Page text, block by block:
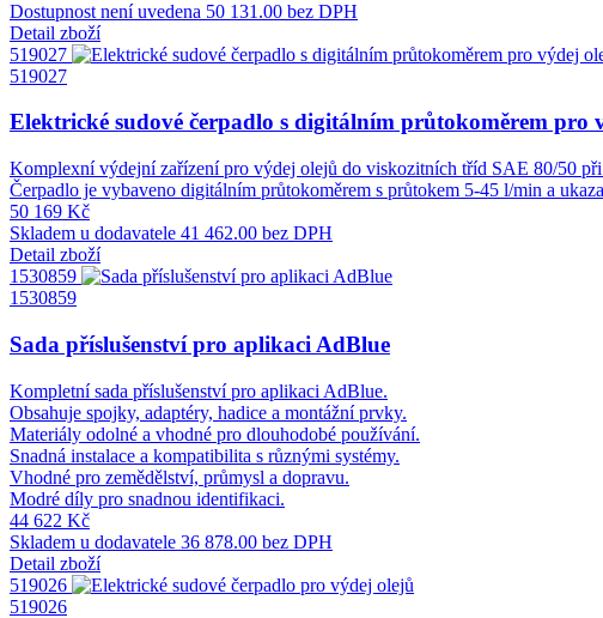
Dostupnost není uvedena 50 131.00 bez DPH
Detail zboží
519027
519027
Elektrické sudové čerpadlo s digitálním průtokoměrem pro
Komplexní výdejní zařízení pro výdej olejů do viskozitních tříd SAE 80/50
Čerpadlo je vybaveno digitálním průtokoměrem s průtokem 5-45 l/min a
50 169 Kč
Skladem u dodavatele 41 462.00 bez DPH
Detail zboží
1530859
1530859
Sada příslušenství pro aplikaci AdBlue
Kompletní sada příslušenství pro aplikaci AdBlue.
Obsahuje spojky, adaptéry, hadice a montážní prvky.
Materiály odolné a vhodné pro dlouhodobé používání.
Snadná instalace a kompatibilita s různými systémy.
Vhodné pro zemědělství, průmysl a dopravu.
Modré díly pro snadnou identifikaci.
44 622 Kč
Skladem u dodavatele 36 878.00 bez DPH
Detail zboží
519026
519026